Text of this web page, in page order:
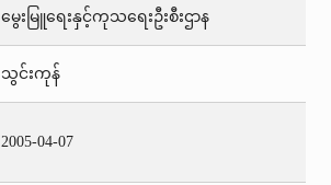
မွေးမြူရေးနှင့်ကုသရေးဦးစီးဌာန
သွင်းကုန်
2005-04-07